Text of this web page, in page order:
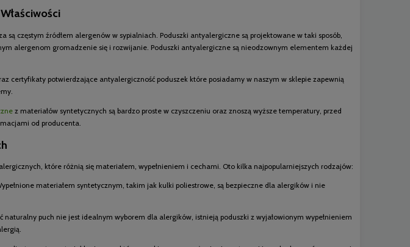
są częstym źródłem alergenów w sypialniach. Poduszki antyalergiczne są projektowane w taki sposób,
alergenom gromadzenie się i rozwijanie. Poduszki antyalergiczne są nieodzownym elementem każdej
certyfikaty potwierdzające antyalergiczność poduszek które posiadamy w naszym w sklepie zapewnią
z materiałów syntetycznych są bardzo proste w czyszczeniu oraz znoszą wyższe temperatury, przed
od producenta.
które różnią się materiałem, wypełnieniem i cechami. Oto kilka najpopularniejszych rodzajów:
materiałem syntetycznym, takim jak kulki poliestrowe, są bezpieczne dla alergików i nie
naturalny puch nie jest idealnym wyborem dla alergików, istnieją poduszki z wyjałowionym wypełnieniem